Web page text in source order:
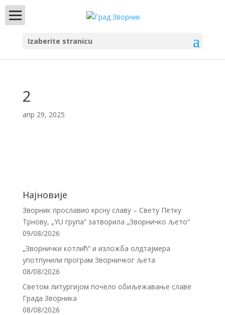
Izaberite stranicu
2
апр 29, 2025
Најновије
Зворник прославио крсну славу – Свету Петку
Трнову, „YU група“ затворила „Зворничко љето“
09/08/2026
„Зворнички котлић“ и изложба олдтајмера
употпунили програм Зворничког љета
08/08/2026
Светом литургијом почело обиљежавање славе
Града Зворника
08/08/2026